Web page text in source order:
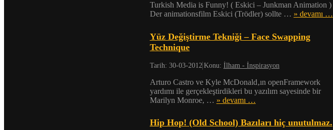
Turkish Media is Funny! ( Eskici – Junkman Animation )
Der animationsfilm Eskici (Trödler) sollte … » devamı …
Yüz Değiştirme Tekniği – Face Swapping
Technique
Tarih: 30-03-2012 Konu: İlham - İnspirasyon
Arturo Castro ve Kyle McDonald‚ın openFramework
yardımı ile gerçekleştirdikleri bu yazılım sayesinde bir
Marilyn Monroe, … » devamı …
Hip Hop! (Old School) Bazıları hiç unutulmaz.